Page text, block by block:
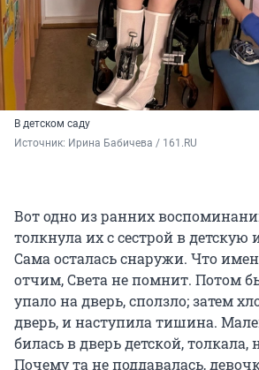
В детском саду
Источник: Ирина Бабичева / 161.RU
Вот одно из ранних
толкнула их с сестрой в детскую
Сама осталась снаружи. Что
отчим, Света не помнит. Потом
упало на дверь, сползло; затем
дверь, и наступила тишина.
билась в дверь детской, толкала,
Почему та не поддавалась,